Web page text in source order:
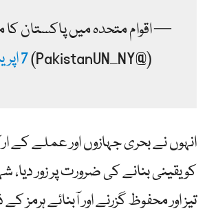
— اقوام متحدہ میں پاکستان
(@PakistanUN_NY)
7 اپریل 2026
انہوں نے بحری جہازوں اور عملے
کو یقینی بنانے کی ضرورت پر زور
تیز اور محفوظ گزرنے اور آبنائے